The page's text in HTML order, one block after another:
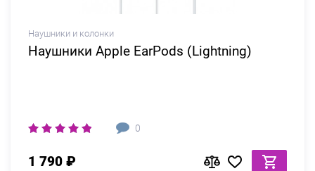
Наушники и колонки
Наушники Apple EarPods (Lightning)
0
1 790 ₽